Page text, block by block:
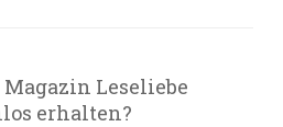
Leseliebe
erhalten?